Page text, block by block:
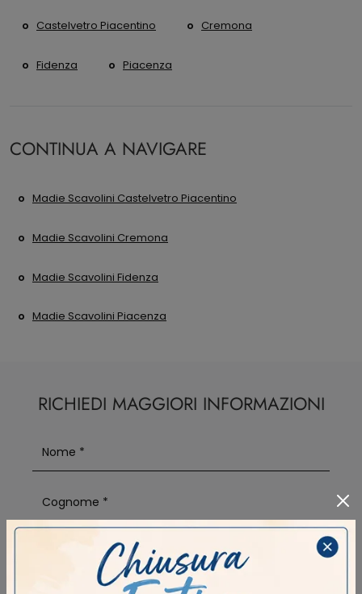
Castelvetro Piacentino Cremona
Fidenza Piacenza
CONTINUA A NAVIGARE
Madie Scavolini Castelvetro Piacentino
Madie Scavolini Cremona
Madie Scavolini Fidenza
Madie Scavolini Piacenza
RICHIEDI MAGGIORI INFORMAZIONI